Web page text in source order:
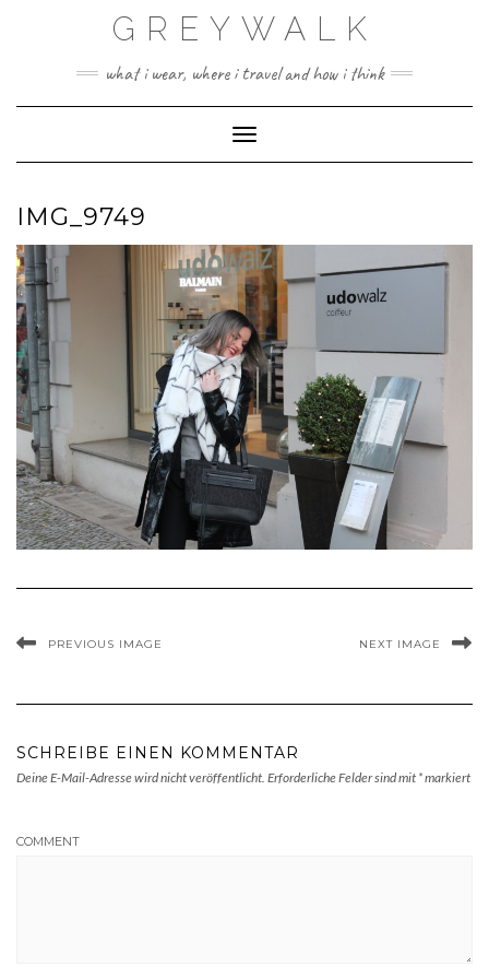
GREYWALK
what i wear, where i travel and how i think
Toggle Navigation
IMG_9749
PREVIOUS IMAGE NEXT IMAGE
SCHREIBE EINEN KOMMENTAR
Deine E-Mail-Adresse wird nicht veröffentlicht. Erforderliche Felder sind mit *markiert
COMMENT